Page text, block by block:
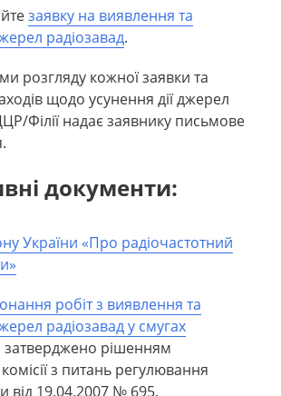
заявку на виявлення та
радіозавад.
розгляду кожної заявки та
щодо усунення дії джерел
Філії надає заявнику письмове
документи:
України «Про радіочастотний
робіт з виявлення та
радіозавад у смугах
затверджено рішенням
з питань регулювання
від 19.04.2007 № 695.